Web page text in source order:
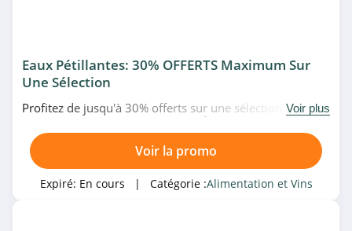
Eaux Pétillantes: 30% OFFERTS Maximum Sur
Une Sélection
Profitez de jusqu'à 30% offerts sur une sélection d'eaux
pétillantes chez Evian Chez Vous. À ne pas rater!
Voir plus
Voir la promo
Expiré: En cours | Catégorie :Alimentation et Vins